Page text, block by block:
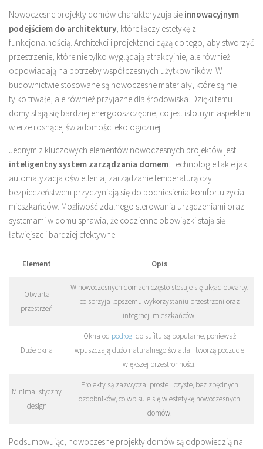
Nowoczesne projekty domów charakteryzują się innowacyjnym
podejściem do architektury , które łączy estetykę z
funkcjonalnością. Architekci i projektanci dążą do tego, aby stworzyć
przestrzenie, które nie tylko wyglądają atrakcyjnie, ale również
odpowiadają na potrzeby współczesnych użytkowników. W
budownictwie stosowane są nowoczesne materiały, które są nie
tylko trwałe, ale również przyjazne dla środowiska. Dzięki temu
domy stają się bardziej energooszczędne, co jest istotnym aspektem
w erze rosnącej świadomości ekologicznej.
Jednym z kluczowych elementów nowoczesnych projektów jest
inteligentny system zarządzania domem . Technologie takie jak
automatyzacja oświetlenia, zarządzanie temperaturą czy
bezpieczeństwem przyczyniają się do podniesienia komfortu życia
mieszkańców. Możliwość zdalnego sterowania urządzeniami oraz
systemami w domu sprawia, że codzienne obowiązki stają się
łatwiejsze i bardziej efektywne.
Element Opis
Otwarta
przestrzeń
W nowoczesnych domach często stosuje się układ otwarty,
co sprzyja lepszemu wykorzystaniu przestrzeni oraz
integracji mieszkańców.
Duże okna
Okna od podłogi do sufitu są popularne, ponieważ
wpuszczają dużo naturalnego światła i tworzą poczucie
większej przestronności.
Minimalistyczny
design
Projekty są zazwyczaj proste i czyste, bez zbędnych
ozdobników, co wpisuje się w estetykę nowoczesnych
domów.
Podsumowując, nowoczesne projekty domów są odpowiedzią na